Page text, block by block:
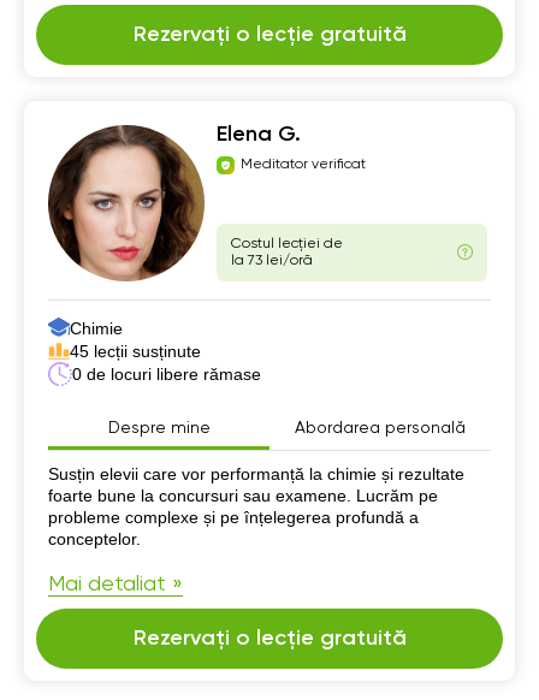
Rezervați o lecție gratuită
Elena G.
Meditator verificat
Costul lecției de
la 73 lei/oră
Chimie
45 lecții susținute
0 de locuri libere rămase
Despre mine Abordarea personală
Despre mine
Susțin elevii care vor performanță la chimie și rezultate
foarte bune la concursuri sau examene. Lucrăm pe
probleme complexe și pe înțelegerea profundă a
conceptelor.
Mai detaliat »
Rezervați o lecție gratuită